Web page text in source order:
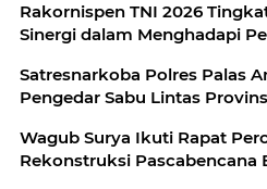
Rakornispen TNI 2026
Sinergi dalam Menghadapi
Satresnarkoba Polres Palas
Pengedar Sabu Lintas
Wagub Surya Ikuti Rapat
Rekonstruksi Pascabencana